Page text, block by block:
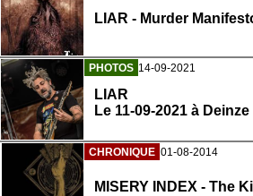
LIAR - Murder
PHOTOS 14-09-2021
LIAR
Le 11-09-2021 à Deinze
CHRONIQUE 01-08-2014
MISERY INDEX - The